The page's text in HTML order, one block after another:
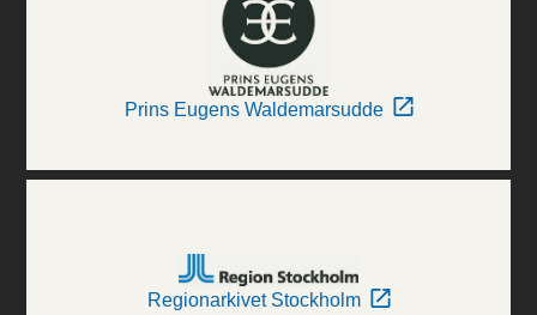
Prins Eugens Waldemarsudde
Regionarkivet Stockholm